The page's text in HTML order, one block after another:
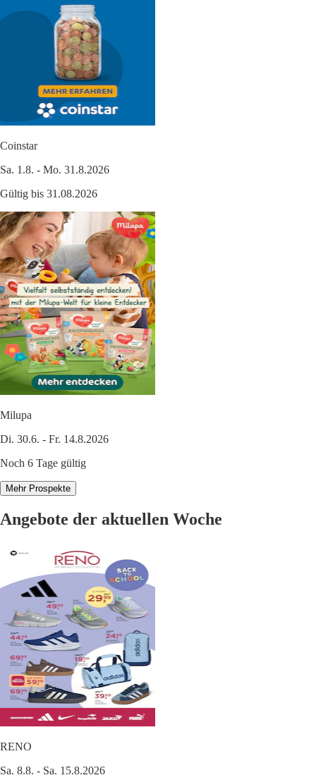
Coinstar
Sa. 1.8. - Mo. 31.8.2026
Gültig bis 31.08.2026
Milupa
Di. 30.6. - Fr. 14.8.2026
Noch 6 Tage gültig
Mehr Prospekte
Angebote der aktuellen Woche
RENO
Sa. 8.8. - Sa. 15.8.2026